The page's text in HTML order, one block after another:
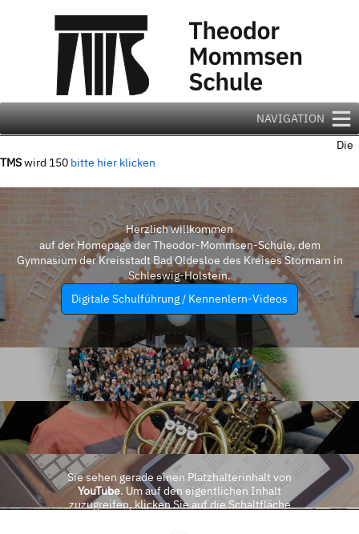
NAVIGATION
Die
TMSwird 150 bitte hier klicken
Herzlich willkommen
auf der Homepage der Theodor-Mommsen-Schule, dem
Gymnasium der Kreisstadt Bad Oldesloe des Kreises Stormarn in
Schleswig-Holstein.
Digitale Schulführung / Kennenlern-Videos
Sie sehen gerade einen Platzhalterinhalt von
YouTube. Um auf den eigentlichen Inhalt
zuzugreifen, klicken Sie auf die Schaltfläche